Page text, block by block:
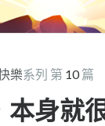
樂系列 第 10篇
本身就